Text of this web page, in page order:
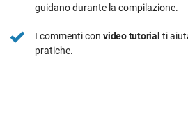
guidano durante la compilazione.
I commenti con video tutorial ti
pratiche.